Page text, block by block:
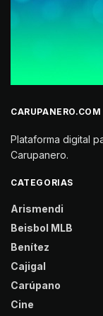
CARUPANERO.COM
Plataforma digital
Carupanero.
CATEGORIAS
Arismendi
Beisbol MLB
Benítez
Cajigal
Carúpano
Cine